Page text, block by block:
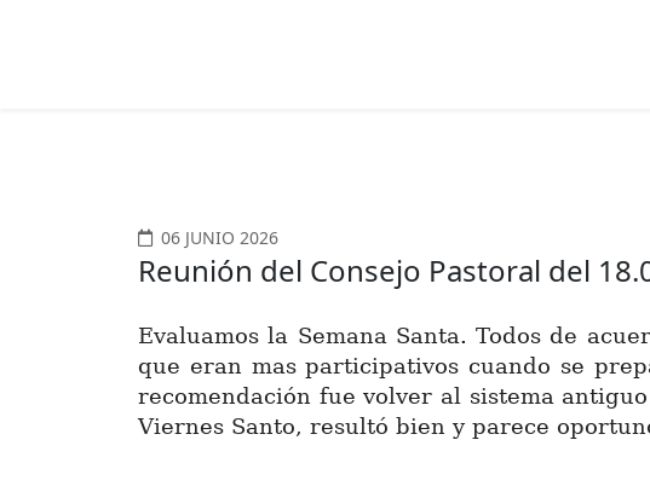
06 JUNIO 2026
Reunión del Consejo Pastoral del
Evaluamos la Semana Santa. Todos de
que eran mas participativos cuando se
recomendación fue volver al sistema
Viernes Santo, resultó bien y parece